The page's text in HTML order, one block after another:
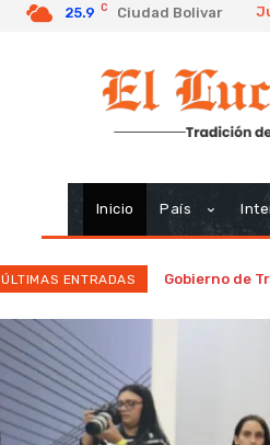
25.9 C Ciudad Bolivar
Inicio País
ÚLTIMAS ENTRADAS Gobierno de